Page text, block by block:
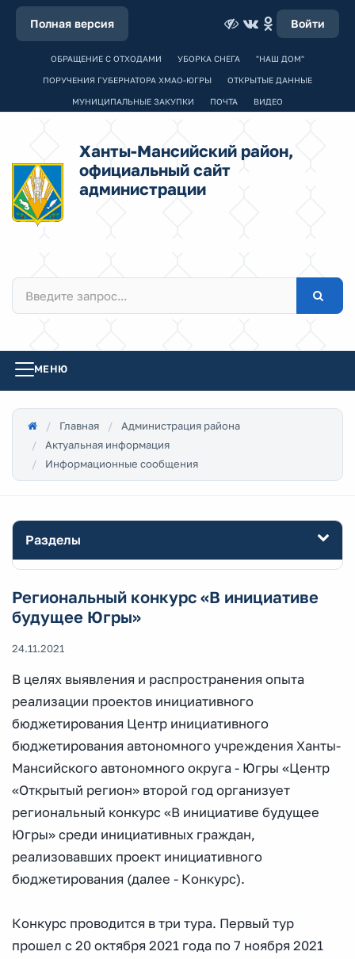
Полная версия Войти
ОБРАЩЕНИЕ С ОТХОДАМИ УБОРКА СНЕГА "НАШ ДОМ"
ПОРУЧЕНИЯ ГУБЕРНАТОРА ХМАО-ЮГРЫ ОТКРЫТЫЕ ДАННЫЕ
МУНИЦИПАЛЬНЫЕ ЗАКУПКИ ПОЧТА ВИДЕО
Ханты-Мансийский район,
официальный сайт
администрации
МЕНЮ
Главная
Администрация района
Актуальная информация
Информационные сообщения
Разделы
Региональный конкурс «В инициативе
будущее Югры»
24.11.2021
В целях выявления и распространения опыта
реализации проектов инициативного
бюджетирования Центр инициативного
бюджетирования автономного учреждения Ханты-
Мансийского автономного округа - Югры «Центр
«Открытый регион» второй год организует
региональный конкурс «В инициативе будущее
Югры» среди инициативных граждан,
реализовавших проект инициативного
бюджетирования (далее - Конкурс).
Конкурс проводится в три тура. Первый тур
прошел с 20 октября 2021 года по 7 ноября 2021